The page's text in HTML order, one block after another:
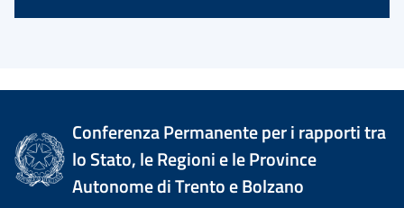
Conferenza Permanente per i rapporti tra
lo Stato, le Regioni e le Province
Autonome di Trento e Bolzano